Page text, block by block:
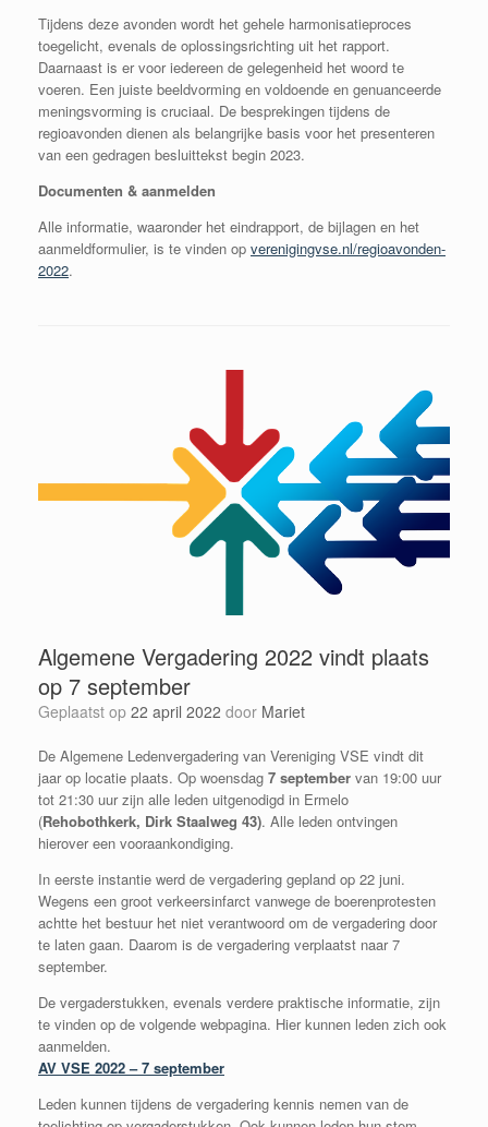
Tijdens deze avonden wordt het gehele harmonisatieproces
toegelicht, evenals de oplossingsrichting uit het rapport.
Daarnaast is er voor iedereen de gelegenheid het woord te
voeren. Een juiste beeldvorming en voldoende en genuanceerde
meningsvorming is cruciaal. De besprekingen tijdens de
regioavonden dienen als belangrijke basis voor het presenteren
van een gedragen besluittekst begin 2023.
Documenten & aanmelden
Alle informatie, waaronder het eindrapport, de bijlagen en het
aanmeldformulier, is te vinden op verenigingvse.nl/regioavonden-
2022.
Algemene Vergadering 2022 vindt plaats
op 7 september
Geplaatst op 22 april 2022 door Mariet
De Algemene Ledenvergadering van Vereniging VSE vindt dit
jaar op locatie plaats. Op woensdag 7 september van 19:00 uur
tot 21:30 uur zijn alle leden uitgenodigd in Ermelo
(Rehobothkerk, Dirk Staalweg 43). Alle leden ontvingen
hierover een vooraankondiging.
In eerste instantie werd de vergadering gepland op 22 juni.
Wegens een groot verkeersinfarct vanwege de boerenprotesten
achtte het bestuur het niet verantwoord om de vergadering door
te laten gaan. Daarom is de vergadering verplaatst naar 7
september.
De vergaderstukken, evenals verdere praktische informatie, zijn
te vinden op de volgende webpagina. Hier kunnen leden zich ook
aanmelden.
AV VSE 2022 – 7 september
Leden kunnen tijdens de vergadering kennis nemen van de